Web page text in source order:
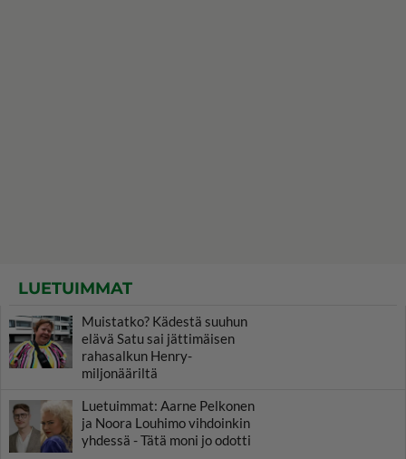
LUETUIMMAT
Muistatko? Kädestä suuhun
elävä Satu sai jättimäisen
rahasalkun Henry-
miljonääriltä
Luetuimmat: Aarne Pelkonen
ja Noora Louhimo vihdoinkin
yhdessä - Tätä moni jo odotti